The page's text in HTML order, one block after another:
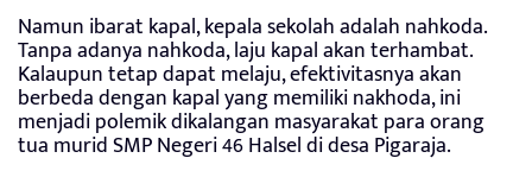
Namun ibarat kapal, kepala sekolah adalah nahkoda.
Tanpa adanya nahkoda, laju kapal akan terhambat.
Kalaupun tetap dapat melaju, efektivitasnya akan
berbeda dengan kapal yang memiliki nakhoda, ini
menjadi polemik dikalangan masyarakat para orang
tua murid SMP Negeri 46 Halsel di desa Pigaraja.